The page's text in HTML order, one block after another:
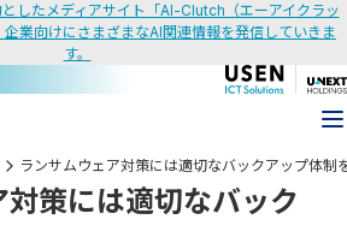
したメディアサイト「AI-Clutch（エーアイクラッ
業向けにさまざまなAI関連情報を発信していきま
す。
ランサムウェア対策には適切なバックアップ体制
策には適切なバック